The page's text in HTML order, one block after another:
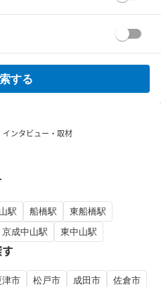
する
インタビュー・取材
駅 船橋駅
東船橋駅
京成中山駅 東中山駅
市 松戸市 成田市
佐倉市